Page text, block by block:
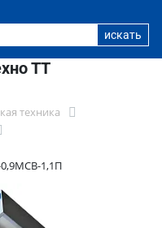
ТТ
техника
1,1П